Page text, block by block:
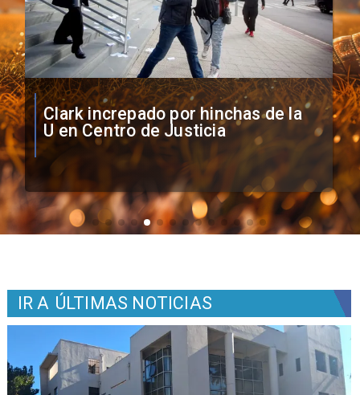
Vozinha firma contrato con Colo
Colo como nuevo arquero
IR A ÚLTIMAS NOTICIAS